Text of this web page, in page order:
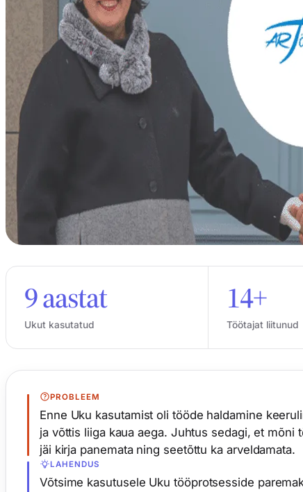
9 aastat
Ukut kasutatud
14+
Töötajat liitunud
PROBLEEM
Enne Uku kasutamist oli tööde haldamine
ja võttis liiga kaua aega. Juhtus sedagi, et mõni
jäi kirja panemata ning seetõttu ka arveldamata.
LAHENDUS
Võtsime kasutusele Uku tööprotsesside